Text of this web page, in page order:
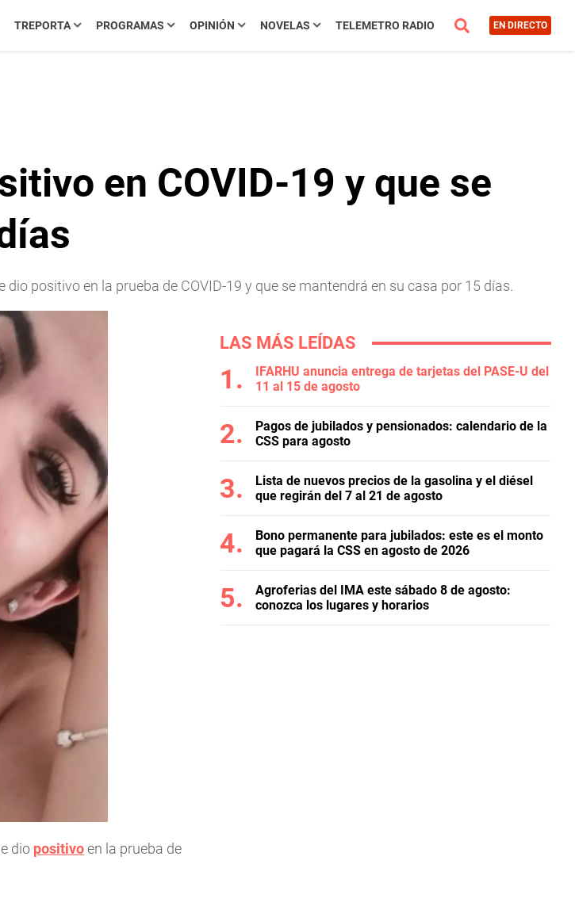
TREPORTA PROGRAMAS OPINIÓN NOVELAS TELEMETRO RADIO EN DIRECTO
en COVID-19 y que se
positivo en la prueba de COVID-19 y que se mantendrá en su casa por 15 días.
dio positivoen la prueba de
LAS MÁS LEÍDAS
IFARHU anuncia entrega de tarjetas del PASE-U del
11 al 15 de agosto
Pagos de jubilados y pensionados: calendario de la
CSS para agosto
Lista de nuevos precios de la gasolina y el diésel
que regirán del 7 al 21 de agosto
Bono permanente para jubilados: este es el monto
que pagará la CSS en agosto de 2026
Agroferias del IMA este sábado 8 de agosto:
conozca los lugares y horarios